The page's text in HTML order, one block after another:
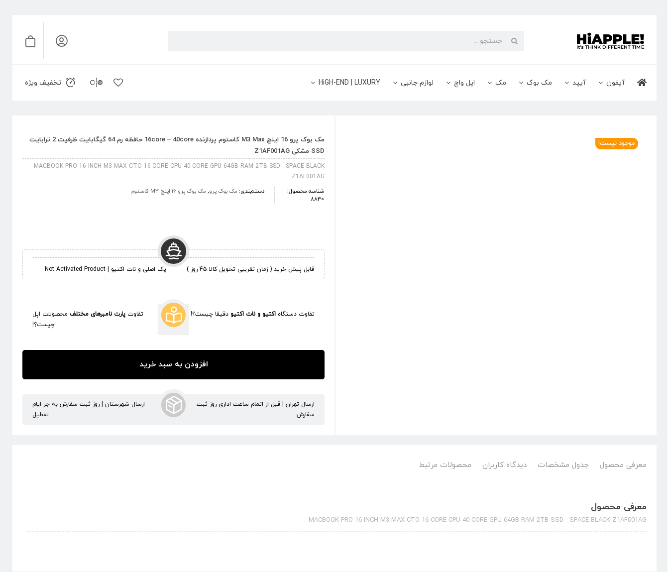
content
جستجو
آیفون آیپد مک بوک مک اپل واچ لوازم جانبی HiGH-END | LUXURY تخفیف ویژه
موجود نیست!
مک بوک پرو 16 اینچ M3 Max کاستوم پردازنده 16core – 40core حافظه رم 64 گیگابایت ظرفیت 2 ترابایت
SSD مشکی Z1AF001AG
MACBOOK PRO 16 INCH M3 MAX CTO 16-CORE CPU 40-CORE GPU 64GB RAM 2TB SSD - SPACE BLACK
Z1AF001AG
شناسه محصول:
8830
دسته‌بندی: مک بوک پرو, مک بوک پرو 16 اینچ M3 کاستوم
قابل پیش خرید ( زمان تقریبی تحویل کالا 45 روز ) پک اصلی و نات اکتیو | Not Activated Product
تفاوت دستگاه اکتیو و نات اکتیو دقیقا چیست؟! تفاوت پارت نامبرهای مختلف محصولات اپل
چیست؟!
افزودن به سبد خرید
ارسال تهران | قبل از اتمام ساعت اداری روز ثبت
سفارش
ارسال شهرستان | روز ثبت سفارش به جز ایام
تعطیل
معرفی محصول جدول مشخصات دیدگاه کاربران محصولات مرتبط
معرفی محصول
MACBOOK PRO 16 INCH M3 MAX CTO 16-CORE CPU 40-CORE GPU 64GB RAM 2TB SSD - SPACE BLACK Z1AF001AG